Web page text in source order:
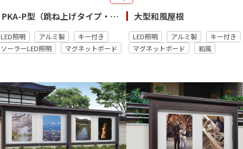
PKA-P型（跳ね上げタイプ・連結／自立・壁付）
LED照明 アルミ製
キー付き
ソーラーLED照明
マグネットボード
大型和風屋根
LED照明 アルミ製
キー付き
マグネットボード
和風